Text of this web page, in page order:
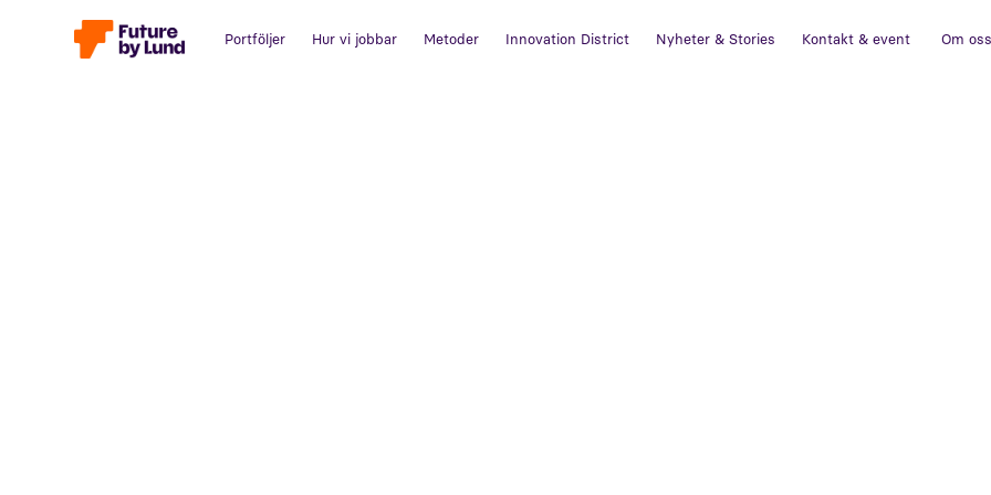
Portföljer Hur vi jobbar Metoder Innovation District Nyheter & Stories Kontakt & event Om